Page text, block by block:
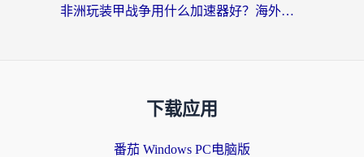
非洲玩装甲战争用什么加速器好？海外党亲测有效的国服游戏加速方案
下载应用
番茄 Windows PC电脑版